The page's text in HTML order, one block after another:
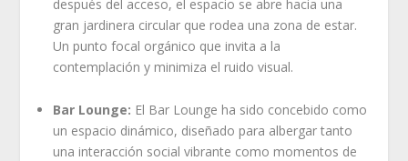
después del acceso, el espacio se abre hacia una
gran jardinera circular que rodea una zona de estar.
Un punto focal orgánico que invita a la
contemplación y minimiza el ruido visual.
Bar Lounge: El Bar Lounge ha sido concebido como
un espacio dinámico, diseñado para albergar tanto
una interacción social vibrante como momentos de